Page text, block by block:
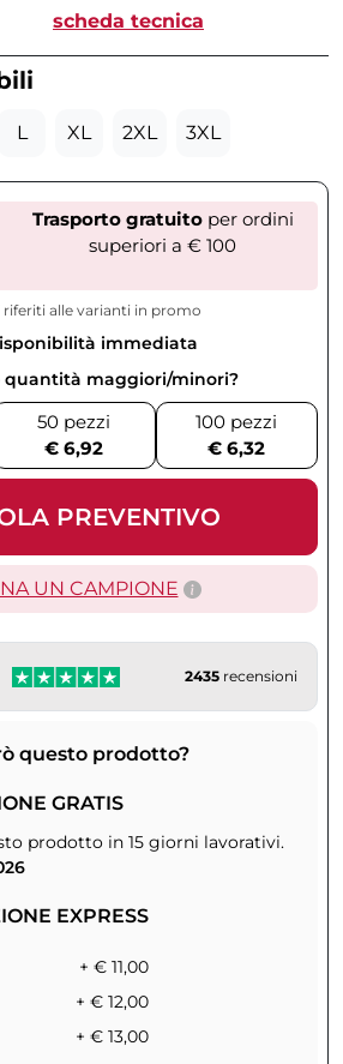
scheda tecnica
L XL 2XL 3XL
Trasporto gratuitoper ordini
superiori a € 100
riferiti alle varianti in promo
immediata
quantità maggiori/minori?
50 pezzi
€ 6,92
100 pezzi
€ 6,32
PREVENTIVO
UN CAMPIONE
2435 recensioni
questo prodotto?
GRATIS
prodotto in 15 giorni lavorativi.
EXPRESS
+ € 11,00
+ € 12,00
+ € 13,00